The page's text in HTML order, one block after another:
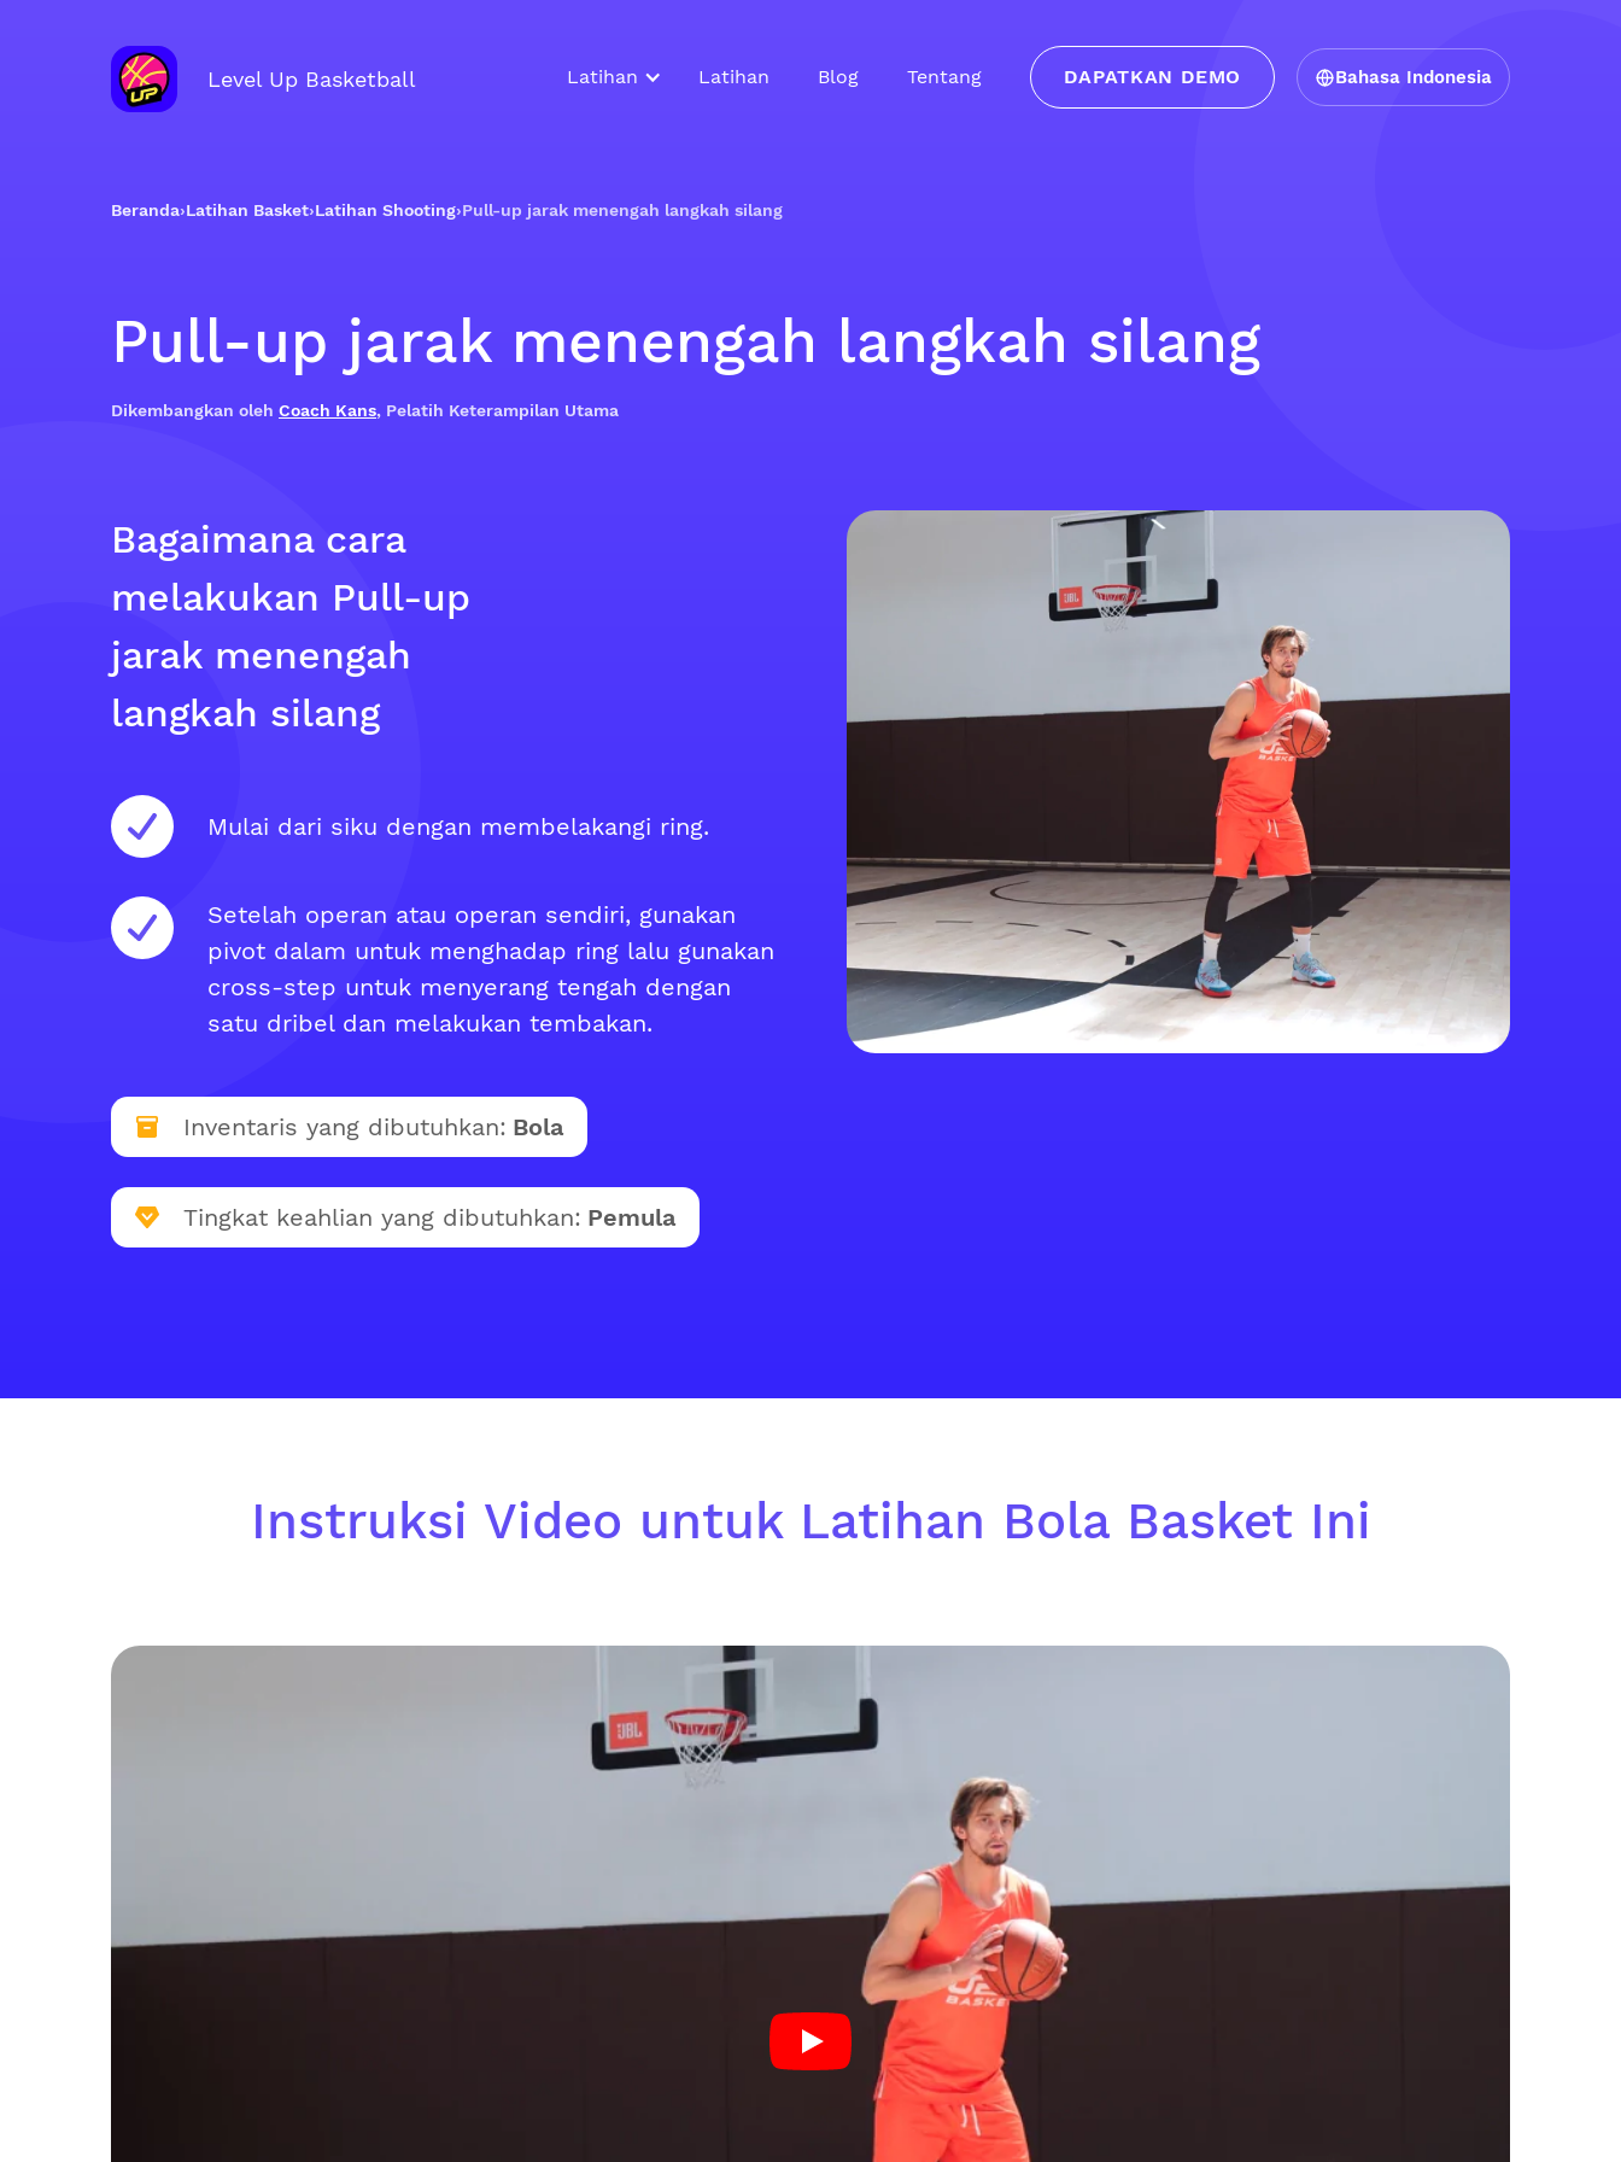
Level Up Basketball Latihan Latihan Blog Tentang DAPATKAN DEMO Bahasa Indonesia
Beranda›Latihan Basket›Latihan Shooting›Pull-up jarak menengah langkah silang
Pull-up jarak menengah langkah silang
Dikembangkan oleh Coach Kans, Pelatih Keterampilan Utama
Bagaimana cara
melakukan Pull-up
jarak menengah
langkah silang
Mulai dari siku dengan membelakangi ring.
Setelah operan atau operan sendiri, gunakan
pivot dalam untuk menghadap ring lalu gunakan
cross-step untuk menyerang tengah dengan
satu dribel dan melakukan tembakan.
Inventaris yang dibutuhkan: Bola
Tingkat keahlian yang dibutuhkan: Pemula
Instruksi Video untuk Latihan Bola Basket Ini